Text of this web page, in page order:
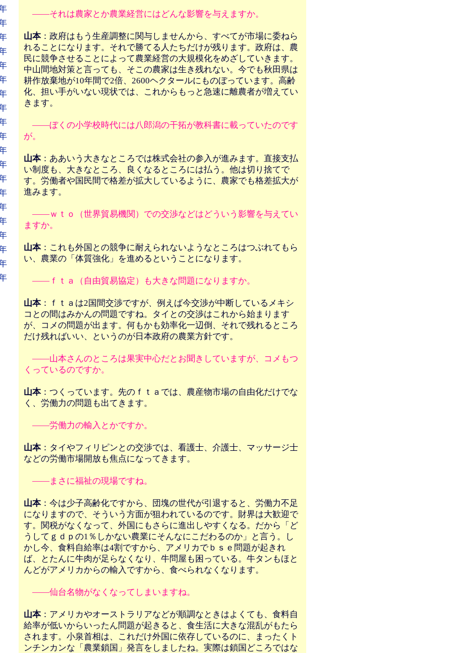
――それは農家とか農業経営にはどんな影響を与えますか。
山本：政府はもう生産調整に関与しませんから、すべてが市場に委ねら
れることになります。それで勝てる人たちだけが残ります。政府は、農
民に競争させることによって農業経営の大規模化をめざしていきます。
中山間地対策と言っても、そこの農家は生き残れない。今でも秋田県は
耕作放棄地が10年間で2倍、2600ヘクタールにものぼっています。高齢
化、担い手がいない現状では、これからもっと急速に離農者が増えてい
きます。
――ぼくの小学校時代には八郎潟の干拓が教科書に載っていたのです
が。
山本：ああいう大きなところでは株式会社の参入が進みます。直接支払
い制度も、大きなところ、良くなるところには払う。他は切り捨てで
す。労働者や国民間で格差が拡大しているように、農家でも格差拡大が
進みます。
――ｗｔｏ（世界貿易機関）での交渉などはどういう影響を与えてい
ますか。
山本：これも外国との競争に耐えられないようなところはつぶれてもら
い、農業の「体質強化」を進めるということになります。
――ｆｔａ（自由貿易協定）も大きな問題になりますか。
山本：ｆｔａは2国間交渉ですが、例えば今交渉が中断しているメキシ
コとの間はみかんの問題ですね。タイとの交渉はこれから始まります
が、コメの問題が出ます。何もかも効率化一辺倒、それで残れるところ
だけ残ればいい、というのが日本政府の農業方針です。
――山本さんのところは果実中心だとお聞きしていますが、コメもつ
くっているのですか。
山本：つくっています。先のｆｔａでは、農産物市場の自由化だけでな
く、労働力の問題も出てきます。
――労働力の輸入とかですか。
山本：タイやフィリピンとの交渉では、看護士、介護士、マッサージ士
などの労働市場開放も焦点になってきます。
――まさに福祉の現場ですね。
山本：今は少子高齢化ですから、団塊の世代が引退すると、労働力不足
になりますので、そういう方面が狙われているのです。財界は大歓迎で
す。関税がなくなって、外国にもさらに進出しやすくなる。だから「ど
うしてｇｄｐの1％しかない農業にそんなにこだわるのか」と言う。し
かし今、食料自給率は4割ですから、アメリカでｂｓｅ問題が起きれ
ば、とたんに牛肉が足らなくなり、牛問屋も困っている。牛タンもほと
んどがアメリカからの輸入ですから、食べられなくなります。
――仙台名物がなくなってしまいますね。
山本：アメリカやオーストラリアなどが順調なときはよくても、食料自
給率が低いからいったん問題が起きると、食生活に大きな混乱がもたら
されます。小泉首相は、これだけ外国に依存しているのに、まったくト
ンチンカンな「農業鎖国」発言をしましたね。実際は鎖国どころではな